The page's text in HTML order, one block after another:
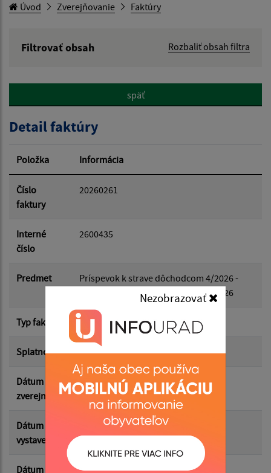
Nezobrazovať
Úvod Zverejňovanie Faktúry
Filtrovať obsah
Rozbaliť obsah filtra
Hľadať v:
Dátum od:
Dátum do:
Suma od:
Suma do:
Filtrovať Reset
späť
Detail faktúry
Položka Informácia
Číslo
faktury
20260261
Interné
číslo
2600435
Predmet
Príspevok k strave dôchodcom 4/2026 -
Príspevok k strave dôchodcom 4/2026
Typ faktúry dodávateľská
Splatnosť 20.05.2026
Dátum
zverejnenia
13.05.2026
Dátum
vystavenia
30.04.2026
Dátum 14.05.2026